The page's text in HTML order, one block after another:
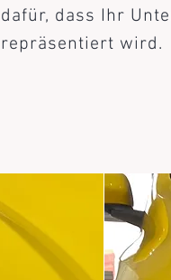
dafür, dass Ihr
repräsentiert wird.